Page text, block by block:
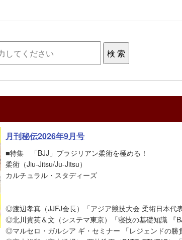
月刊秘伝2026年9月号
■特集 「BJJ」ブラジリアン柔術を極める！
柔術（Jiu-Jitsu/Ju-Jitsu）
カルチュラル・スタディーズ
◎渡辺孝真（JJFJ会長）「アジア競技大会 柔術日本代
◎北川貴英＆文（システマ東京）「寝技の基礎知識 『
◎マルセロ・ガルシア ギ・セミナー 「レジェンドの勝